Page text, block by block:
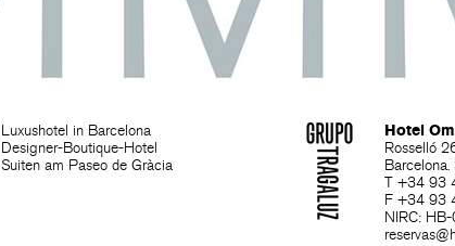
Luxushotel in Barcelona
Designer-Boutique-Hotel
Suiten am Paseo de Gràcia
Hotel
Rosselló
Barcelona.
T +34 93
F +34 93
NIRC: